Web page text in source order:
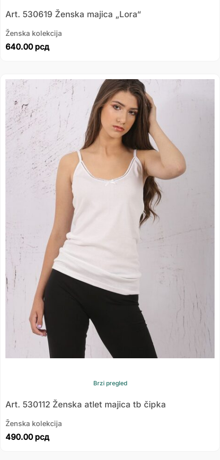
Art. 530619 Ženska majica „Lora“
Ženska kolekcija
640.00 рсд
Brzi pregled
Art. 530112 Ženska atlet majica tb čipka
Ženska kolekcija
490.00 рсд